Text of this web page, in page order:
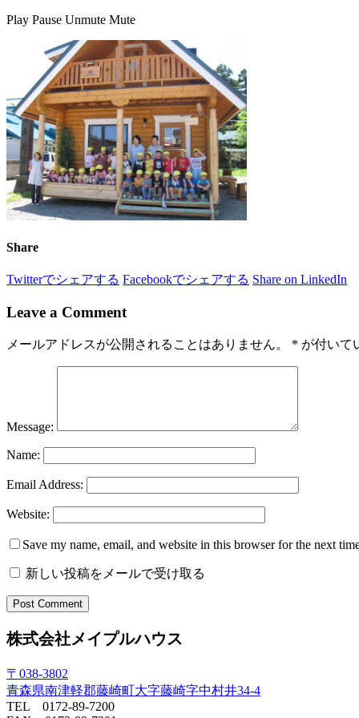
Play Pause Unmute Mute
Share
Twitterでシェアする Facebookでシェアする Share on LinkedIn
Leave a Comment
メールアドレスが公開されることはありません。 * が付いて
Message:
Name:
Email Address:
Website:
Save my name, email, and website in this browser for the next
新しい投稿をメールで受け取る
株式会社メイプルハウス
〒038-3802
青森県南津軽郡藤崎町大字藤崎字中村井34-4
TEL 0172-89-7200